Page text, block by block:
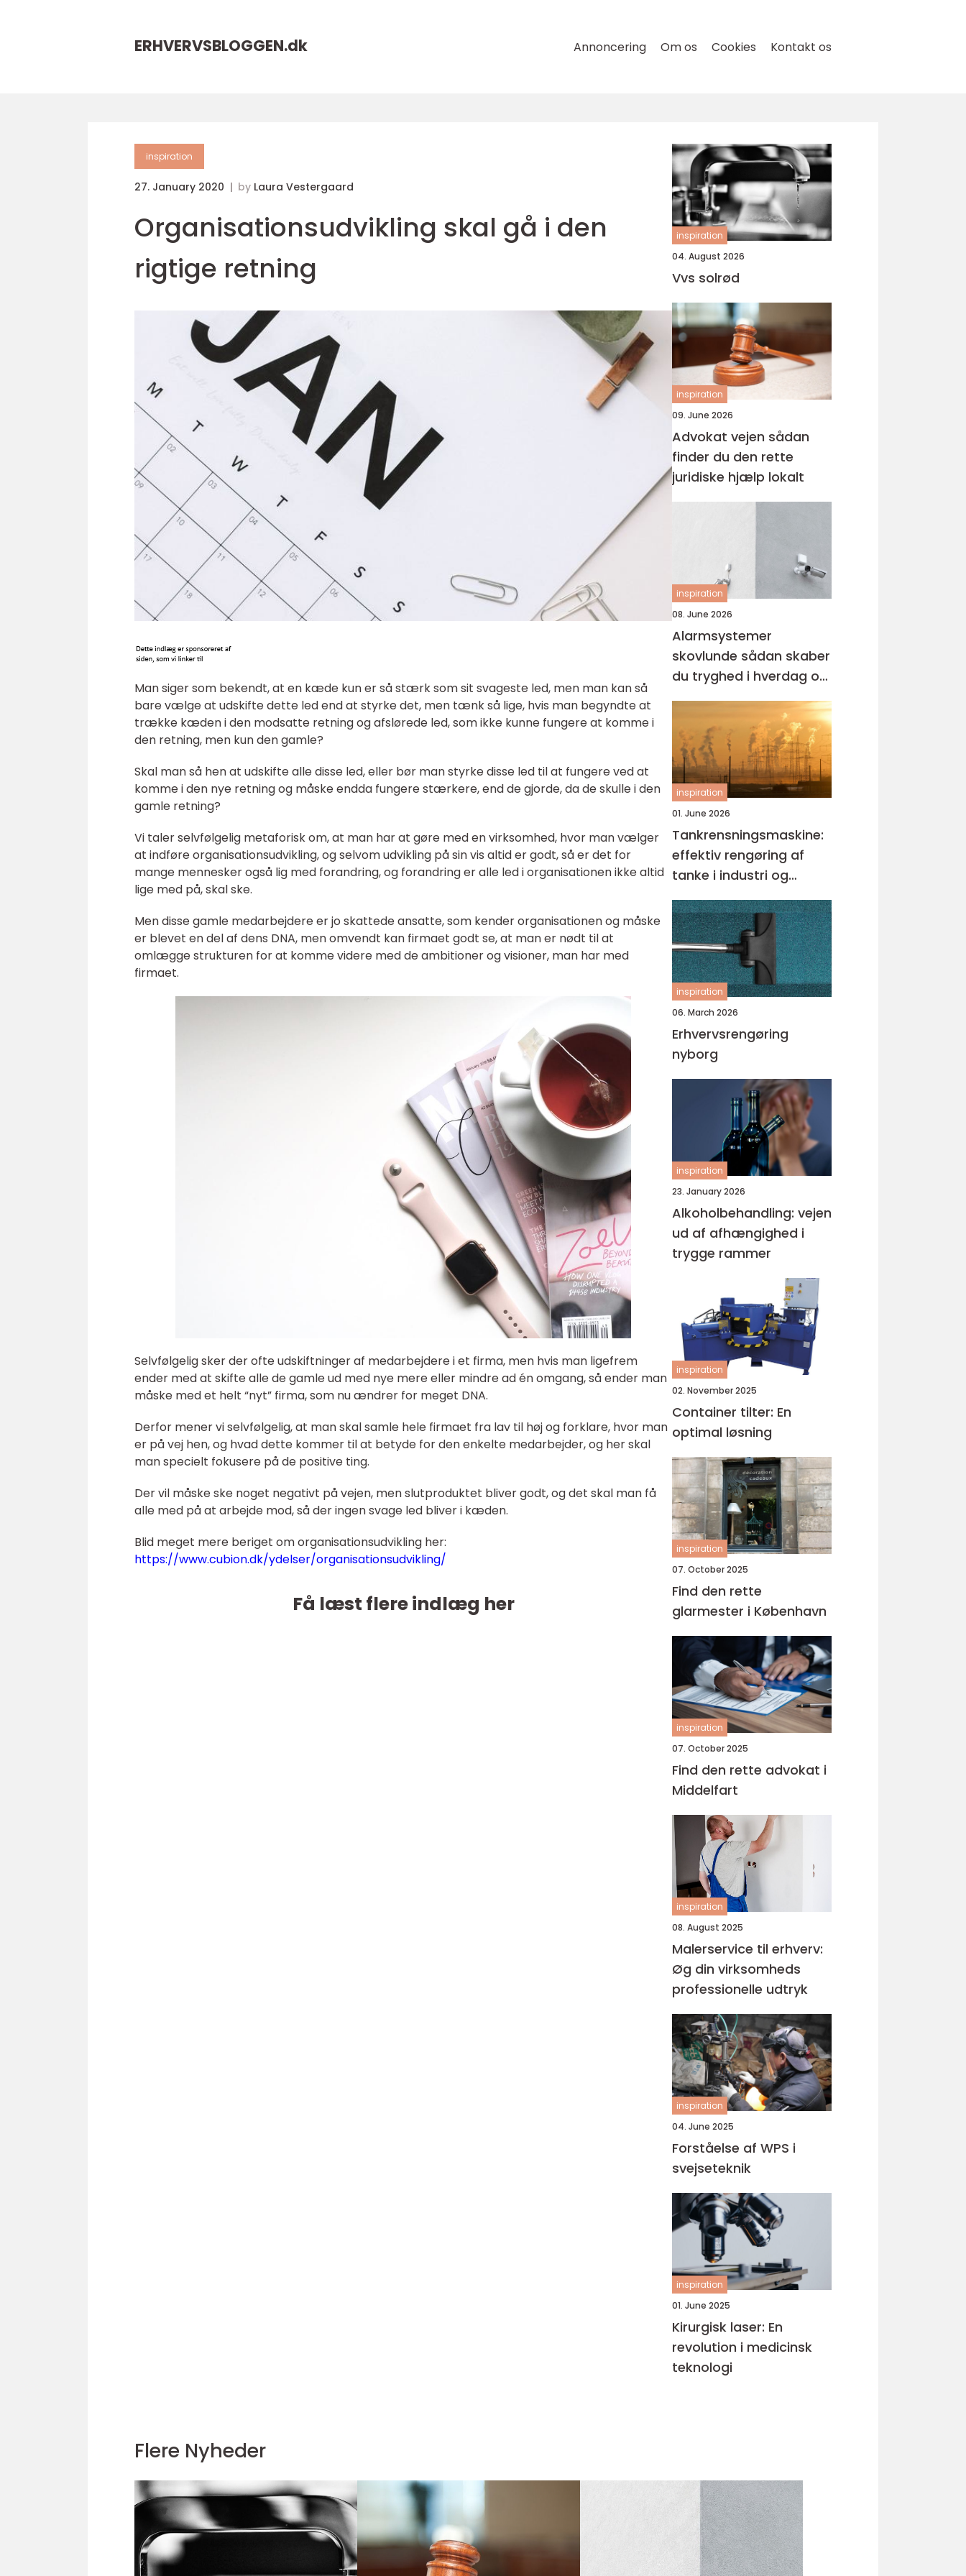
ERHVERVSBLOGGEN.dk Annoncering Om os Cookies Kontakt os
inspiration
27. January 2020 by Laura Vestergaard
Organisationsudvikling skal gå i den
rigtige retning
Man siger som bekendt, at en kæde kun er så stærk som sit svageste led, men man kan så
bare vælge at udskifte dette led end at styrke det, men tænk så lige, hvis man begyndte at
trække kæden i den modsatte retning og afslørede led, som ikke kunne fungere at komme i
den retning, men kun den gamle?
Skal man så hen at udskifte alle disse led, eller bør man styrke disse led til at fungere ved at
komme i den nye retning og måske endda fungere stærkere, end de gjorde, da de skulle i den
gamle retning?
Vi taler selvfølgelig metaforisk om, at man har at gøre med en virksomhed, hvor man vælger
at indføre organisationsudvikling, og selvom udvikling på sin vis altid er godt, så er det for
mange mennesker også lig med forandring, og forandring er alle led i organisationen ikke altid
lige med på, skal ske.
Men disse gamle medarbejdere er jo skattede ansatte, som kender organisationen og måske
er blevet en del af dens DNA, men omvendt kan firmaet godt se, at man er nødt til at
omlægge strukturen for at komme videre med de ambitioner og visioner, man har med
firmaet.
Selvfølgelig sker der ofte udskiftninger af medarbejdere i et firma, men hvis man ligefrem
ender med at skifte alle de gamle ud med nye mere eller mindre ad én omgang, så ender man
måske med et helt “nyt” firma, som nu ændrer for meget DNA.
Derfor mener vi selvfølgelig, at man skal samle hele firmaet fra lav til høj og forklare, hvor man
er på vej hen, og hvad dette kommer til at betyde for den enkelte medarbejder, og her skal
man specielt fokusere på de positive ting.
Der vil måske ske noget negativt på vejen, men slutproduktet bliver godt, og det skal man få
alle med på at arbejde mod, så der ingen svage led bliver i kæden.
Blid meget mere beriget om organisationsudvikling her:
https://www.cubion.dk/ydelser/organisationsudvikling/
Få læst flere indlæg her
inspiration
04. August 2026
Vvs solrød
inspiration
09. June 2026
Advokat vejen sådan
finder du den rette
juridiske hjælp lokalt
inspiration
08. June 2026
Alarmsystemer
skovlunde sådan skaber
du tryghed i hverdag og
erhverv
inspiration
01. June 2026
Tankrensningsmaskine:
effektiv rengøring af
tanke i industri og
fødevareproduktion
inspiration
06. March 2026
Erhvervsrengøring
nyborg
inspiration
23. January 2026
Alkoholbehandling: vejen
ud af afhængighed i
trygge rammer
inspiration
02. November 2025
Container tilter: En
optimal løsning
inspiration
07. October 2025
Find den rette
glarmester i København
inspiration
07. October 2025
Find den rette advokat i
Middelfart
inspiration
08. August 2025
Malerservice til erhverv:
Øg din virksomheds
professionelle udtryk
inspiration
04. June 2025
Forståelse af WPS i
svejseteknik
inspiration
01. June 2025
Kirurgisk laser: En
revolution i medicinsk
teknologi
Flere Nyheder